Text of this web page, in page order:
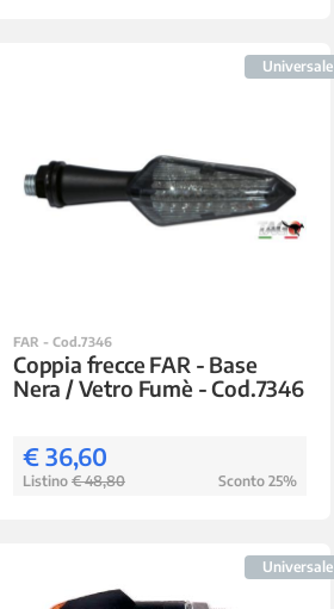
Universale
FAR - Cod.7346
Coppia frecce FAR - Base
Nera / Vetro Fumè - Cod.7346
€ 36,60
Listino € 48,80 Sconto 25%
Universale